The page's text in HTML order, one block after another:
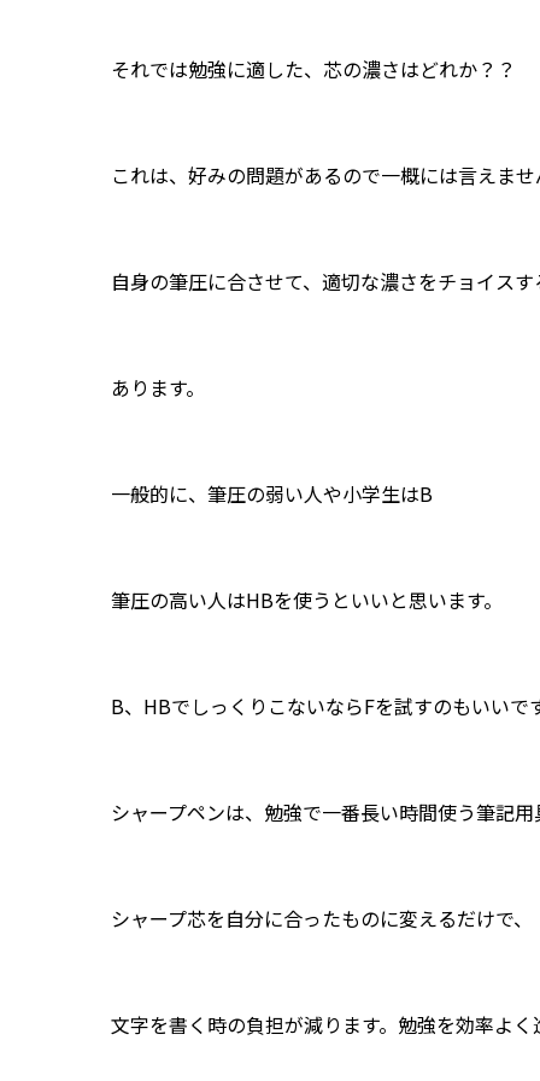
それでは勉強に適した、芯の濃さはどれか？？
これは、好みの問題があるので一概には言えませ
自身の筆圧に合させて、適切な濃さをチョイスす
あります。
一般的に、筆圧の弱い人や小学生はB
筆圧の高い人はHBを使うといいと思います。
B、HBでしっくりこないならFを試すのもいいで
シャープペンは、勉強で一番長い時間使う筆記用
シャープ芯を自分に合ったものに変えるだけで、
文字を書く時の負担が減ります。勉強を効率よく